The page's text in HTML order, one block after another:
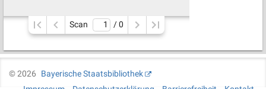
Scan / 0
©2026
Bayerische Staatsbibliothek